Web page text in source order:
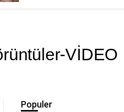
VİDEO
Populer